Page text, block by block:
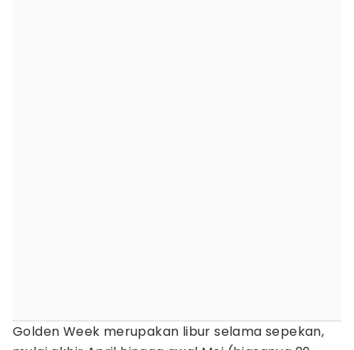
Golden Week merupakan libur selama sepekan,